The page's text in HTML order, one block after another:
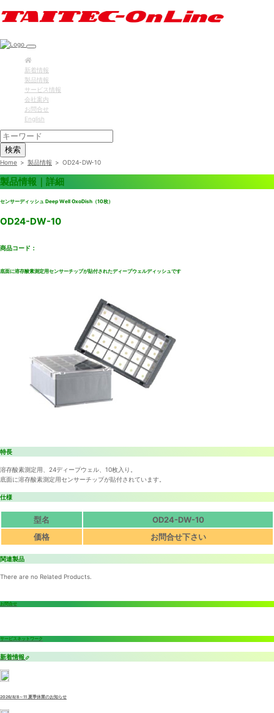
新着情報
製品情報
サービス情報
会社案内
お問合せ
English
検索
Home > 製品情報 > OD24-DW-10
製品情報｜詳細
センサーディッシュ Deep Well OxoDish（10枚）
OD24-DW-10
商品コード：
底面に溶存酸素測定用センサーチップが貼付されたディープウェルディッシュです
特長
溶存酸素測定用、24ディープウェル、10枚入り。
底面に溶存酸素測定用センサーチップが貼付されています。
仕様
型名
OD24-DW-10
価格
お問合せ下さい
関連製品
There are no Related Products.
お問合せ
サービスネットワーク
新着情報
2026/8/8～11 夏季休業のお知らせ